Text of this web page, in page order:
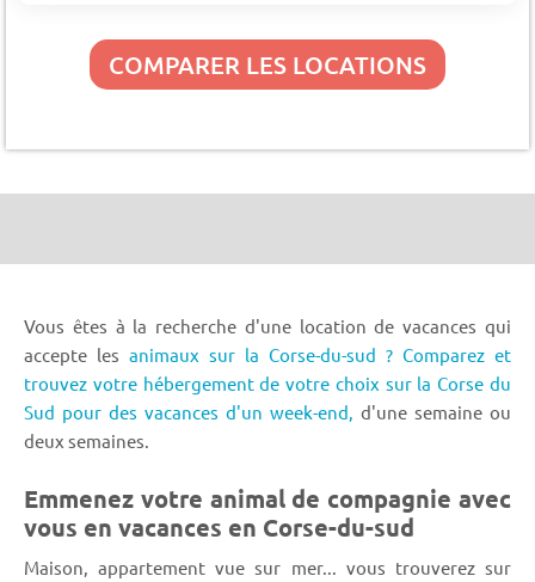
COMPARER LES LOCATIONS
Vous êtes à la recherche d'une location de vacances qui
accepte les animaux sur la Corse-du-sud ? Comparez et
trouvez votre hébergement de votre choix sur la Corse du
Sud pour des vacances d'un week-end, d'une semaine ou
deux semaines.
Emmenez votre animal de compagnie avec
vous en vacances en Corse-du-sud
Maison, appartement vue sur mer... vous trouverez sur